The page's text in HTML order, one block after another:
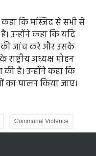
कि मस्जिद से सभी से
उन्होंने कहा कि यदि
जांच करे और उसके
अध्यक्ष मोहन
है। उन्होंने कहा कि
का पालन किया जाए।
Communal Violence